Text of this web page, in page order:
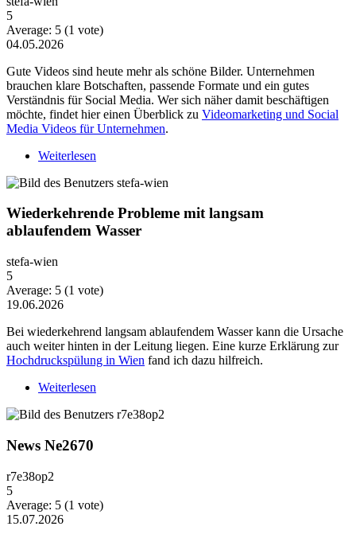
5
Average: 5 (1 vote)
04.05.2026
Gute Videos sind heute mehr als schöne Bilder. Unternehmen
brauchen klare Botschaften, passende Formate und ein gutes
Verständnis für Social Media. Wer sich näher damit beschäftigen
möchte, findet hier einen Überblick zu Videomarketing und Social
Media Videos für Unternehmen.
Weiterlesen
Wiederkehrende Probleme mit langsam
ablaufendem Wasser
stefa-wien
5
Average: 5 (1 vote)
19.06.2026
Bei wiederkehrend langsam ablaufendem Wasser kann die Ursache
auch weiter hinten in der Leitung liegen. Eine kurze Erklärung zur
Hochdruckspülung in Wien fand ich dazu hilfreich.
Weiterlesen
News Ne2670
r7e38op2
5
Average: 5 (1 vote)
15.07.2026